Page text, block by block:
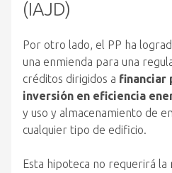
(IAJD)
Por otro lado, el PP ha
una enmienda para una
créditos dirigidos a financiar
inversión en eficiencia
y uso y almacenamiento de
cualquier tipo de edificio.
Esta hipoteca no requerirá